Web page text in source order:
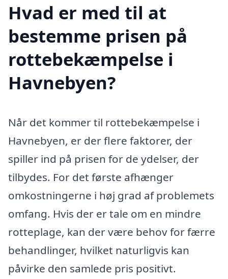
Hvad er med til at
bestemme prisen på
rottebekæmpelse i
Havnebyen?
Når det kommer til rottebekæmpelse i
Havnebyen, er der flere faktorer, der
spiller ind på prisen for de ydelser, der
tilbydes. For det første afhænger
omkostningerne i høj grad af problemets
omfang. Hvis der er tale om en mindre
rotteplage, kan der være behov for færre
behandlinger, hvilket naturligvis kan
påvirke den samlede pris positivt.